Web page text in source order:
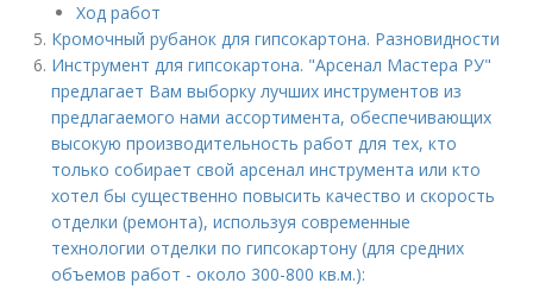
Ход работ
Кромочный рубанок для гипсокартона. Разновидности
Инструмент для гипсокартона. "Арсенал Мастера РУ"
предлагает Вам выборку лучших инструментов из
предлагаемого нами ассортимента, обеспечивающих
высокую производительность работ для тех, кто
только собирает свой арсенал инструмента или кто
хотел бы существенно повысить качество и скорость
отделки (ремонта), используя современные
технологии отделки по гипсокартону (для средних
объемов работ - около 300-800 кв.м.):